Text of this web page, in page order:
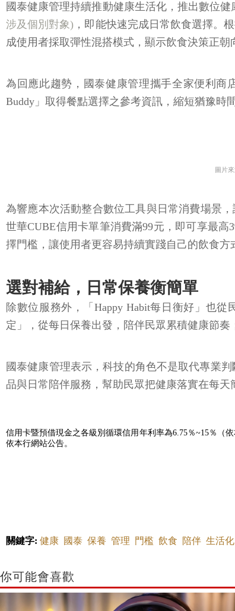
國泰健康管理持續推動健康生活化，推出數位
涉及個別對象) ，即能快速完成日常飲食選擇。
成使用者採取彈性混搭模式，顯示飲食決策正朝
為回應此趨勢，國泰健康管理攜手全家便利商
Buddy」取得餐點選擇之參考資訊，縮短猶豫時
圖片
為響應本次活動整合數位工具與日常消費場景
世華CUBE信用卡單筆消費滿99元，即可享最高
擇門檻，讓使用者更容易持續實踐自己的飲食方
選對補給，日常保養衡簡單
除數位服務外，「Happy Habit每日衡好」也
定」，從每日保養出發，陪伴民眾累積健康節奏
國泰健康管理表示，科技的角色不是取代專業
品與日常陪伴服務，幫助民眾把健康落實在每天
信用卡暨預借現金之各級別循環信用年利率為6.75％~15％（
依本行網站公告。
關鍵字: 健康 國泰 保養 管理 門檻 飲食 陪伴 生活化
你可能會喜歡